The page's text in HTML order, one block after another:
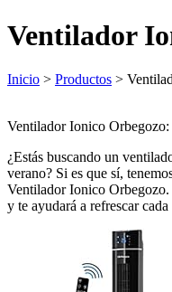
Ventilador
Inicio > Productos >
Ventilador Ionico
¿Estás buscando un
verano? Si es que sí,
Ventilador Ionico
y te ayudará a refrescar